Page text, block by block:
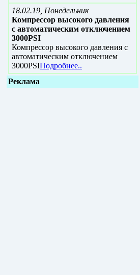
18.02.19, Понедельник
Компрессор высокого давления
с автоматическим отключением
3000PSI
Компрессор высокого давления с
автоматическим отключением
3000PSIПодробнее..
Реклама